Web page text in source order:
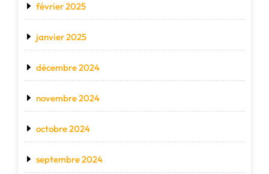
février 2025
janvier 2025
décembre 2024
novembre 2024
octobre 2024
septembre 2024